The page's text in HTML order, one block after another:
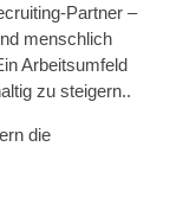
Partner –
menschlich
Arbeitsumfeld
zu steigern..
die